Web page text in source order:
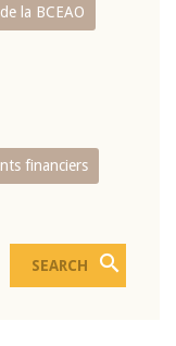
la BCEAO
financiers